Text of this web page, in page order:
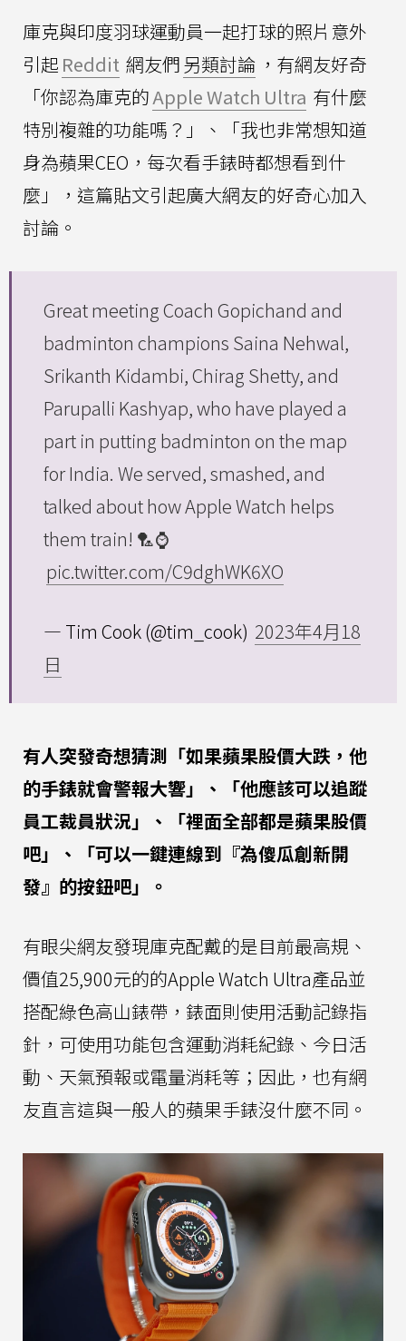
庫克與印度羽球運動員一起打球的照片意外
引起 Reddit 網友們另類討論 ，有網友好奇
「你認為庫克的Apple Watch Ultra 有什麼
特別複雜的功能嗎？」、「我也非常想知道
身為蘋果CEO，每次看手錶時都想看到什
麼」，這篇貼文引起廣大網友的好奇心加入
討論。
Great meeting Coach Gopichand and
badminton champions Saina Nehwal,
Srikanth Kidambi, Chirag Shetty, and
Parupalli Kashyap, who have played a
part in putting badminton on the map
for India. We served, smashed, and
talked about how Apple Watch helps
them train! 🏸⌚️
pic.twitter.com/C9dghWK6XO
— Tim Cook (@tim_cook) 2023年4月18
日
有人突發奇想猜測「如果蘋果股價大跌，他
的手錶就會警報大響」、「他應該可以追蹤
員工裁員狀況」、「裡面全部都是蘋果股價
吧」、「可以一鍵連線到『為傻瓜創新開
發』的按鈕吧」。
有眼尖網友發現庫克配戴的是目前最高規、
價值25,900元的的Apple Watch Ultra產品並
搭配綠色高山錶帶，錶面則使用活動記錄指
針，可使用功能包含運動消耗紀錄、今日活
動、天氣預報或電量消耗等；因此，也有網
友直言這與一般人的蘋果手錶沒什麼不同。